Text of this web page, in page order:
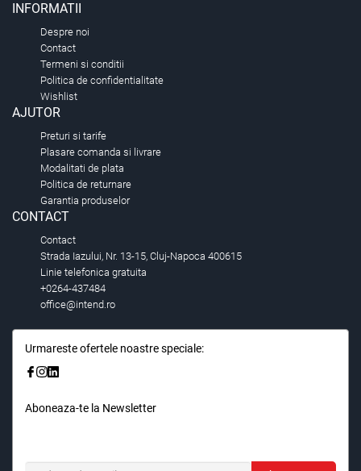
INFORMATII
Despre noi
Contact
Termeni si conditii
Politica de confidentialitate
Wishlist
AJUTOR
Preturi si tarife
Plasare comanda si livrare
Modalitati de plata
Politica de returnare
Garantia produselor
CONTACT
Contact
Strada Iazului, Nr. 13-15, Cluj-Napoca 400615
Linie telefonica gratuita
+0264-437484
office@intend.ro
Urmareste ofertele noastre speciale:
Aboneaza-te la Newsletter